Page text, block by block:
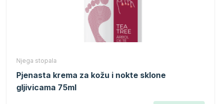
Njega stopala
Pjenasta krema za kožu i nokte sklone
gljivicama 75ml